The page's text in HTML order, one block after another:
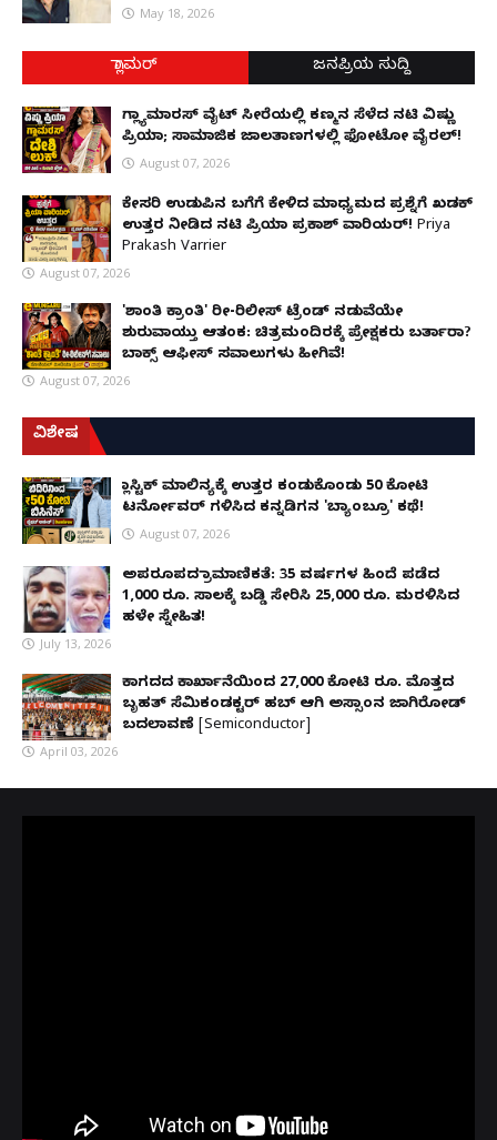
May 18, 2026
ಗ್ಲಾಮರ್ ಜನಪ್ರಿಯ ಸುದ್ದಿ
ಗ್ಲ್ಯಾಮಾರಸ್ ವೈಟ್‌ ಸೀರೆಯಲ್ಲಿ ಕಣ್ಮನ ಸೆಳೆದ ನಟಿ ವಿಷ್ಣು
ಪ್ರಿಯಾ; ಸಾಮಾಜಿಕ ಜಾಲತಾಣಗಳಲ್ಲಿ ಫೋಟೋ ವೈರಲ್!
August 07, 2026
ಕೇಸರಿ ಉಡುಪಿನ ಬಗೆಗೆ ಕೇಳಿದ ಮಾಧ್ಯಮದ ಪ್ರಶ್ನೆಗೆ ಖಡಕ್
ಉತ್ತರ ನೀಡಿದ ನಟಿ ಪ್ರಿಯಾ ಪ್ರಕಾಶ್ ವಾರಿಯರ್! Priya
Prakash Varrier
August 07, 2026
'ಶಾಂತಿ ಕ್ರಾಂತಿ' ರೀ-ರಿಲೀಸ್ ಟ್ರೆಂಡ್ ನಡುವೆಯೇ
ಶುರುವಾಯ್ತು ಆತಂಕ: ಚಿತ್ರಮಂದಿರಕ್ಕೆ ಪ್ರೇಕ್ಷಕರು ಬರ್ತಾರಾ?
ಬಾಕ್ಸ್ ಆಫೀಸ್ ಸವಾಲುಗಳು ಹೀಗಿವೆ!
August 07, 2026
ವಿಶೇಷ
ಪ್ಲಾಸ್ಟಿಕ್ ಮಾಲಿನ್ಯಕ್ಕೆ ಉತ್ತರ ಕಂಡುಕೊಂಡು ₹50 ಕೋಟಿ
ಟರ್ನೋವರ್ ಗಳಿಸಿದ ಕನ್ನಡಿಗನ 'ಬ್ಯಾಂಬ್ರೂ' ಕಥೆ!
August 07, 2026
ಅಪರೂಪದ ಪ್ರಾಮಾಣಿಕತೆ: 35 ವರ್ಷಗಳ ಹಿಂದೆ ಪಡೆದ
1,000 ರೂ. ಸಾಲಕ್ಕೆ ಬಡ್ಡಿ ಸೇರಿಸಿ 25,000 ರೂ. ಮರಳಿಸಿದ
ಹಳೇ ಸ್ನೇಹಿತ!
July 13, 2026
ಕಾಗದದ ಕಾರ್ಖಾನೆಯಿಂದ 27,000 ಕೋಟಿ ರೂ. ಮೊತ್ತದ
ಬೃಹತ್ ಸೆಮಿಕಂಡಕ್ಟರ್ ಹಬ್ ಆಗಿ ಅಸ್ಸಾಂನ ಜಾಗಿರೋಡ್
ಬದಲಾವಣೆ [Semiconductor]
April 03, 2026